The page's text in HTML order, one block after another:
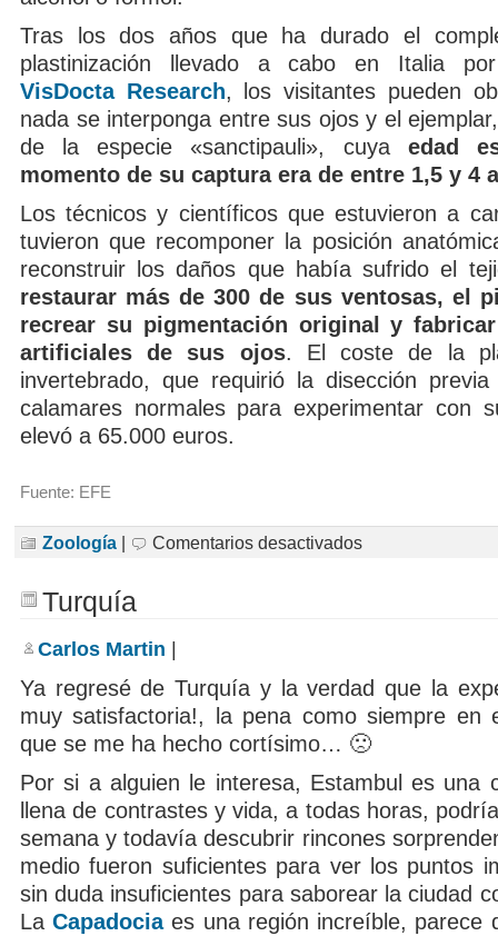
Tras los dos años que ha durado el
plastinización llevado a cabo en Italia
VisDocta Research, los visitantes pueden
nada se interponga entre sus ojos y el
de la especie «sanctipauli», cuya edad
momento de su captura era de entre 1,5 y 4
Los técnicos y científicos que estuvieron a
tuvieron que recomponer la posición
reconstruir los daños que había sufrido el
restaurar más de 300 de sus ventosas, el
recrear su pigmentación original y
artificiales de sus ojos. El coste de la
invertebrado, que requirió la disección
calamares normales para experimentar con
elevó a 65.000 euros.
Fuente: EFE
Zoología | Comentarios desactivados
Turquía
Carlos Martin
Ya regresé de Turquía y la verdad que la
muy satisfactoria!, la pena como siempre en
que se me ha hecho cortísimo… 🙁
Por si a alguien le interesa, Estambul es una
llena de contrastes y vida, a todas horas,
semana y todavía descubrir rincones
medio fueron suficientes para ver los puntos
sin duda insuficientes para saborear la ciudad
LaCapadociaes una región increíble, parece